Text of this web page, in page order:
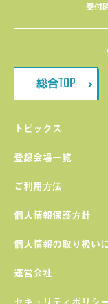
受付
総合TOP
トピックス
登録会場一覧
ご利用方法
個人情報保護方針
個人情報の取り扱い
運営会社